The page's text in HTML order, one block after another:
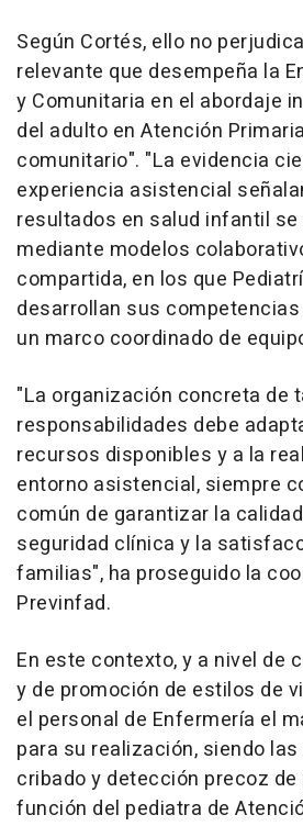
Según Cortés, ello no
relevante que desempeña la
y Comunitaria en el abordaje
del adulto en Atención
comunitario". "La evidencia
experiencia asistencial
resultados en salud infantil
mediante modelos
compartida, en los que
desarrollan sus
un marco coordinado de
"La organización concreta de
responsabilidades debe
recursos disponibles y a la
entorno asistencial, siempre
común de garantizar la
seguridad clínica y la
familias", ha proseguido la
Previnfad.
En este contexto, y a nivel de
y de promoción de estilos de
el personal de Enfermería el
para su realización, siendo
cribado y detección precoz de
función del pediatra de